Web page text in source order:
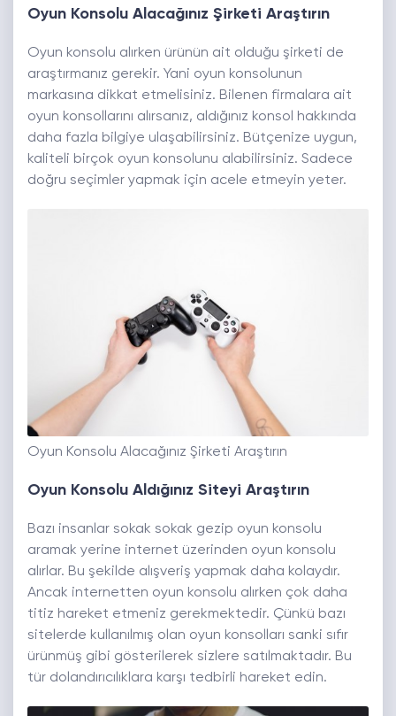
Oyun Konsolu Alacağınız Şirketi Araştırın
Oyun konsolu alırken ürünün ait olduğu şirketi de
araştırmanız gerekir. Yani oyun konsolunun
markasına dikkat etmelisiniz. Bilenen firmalara ait
oyun konsollarını alırsanız, aldığınız konsol hakkında
daha fazla bilgiye ulaşabilirsiniz. Bütçenize uygun,
kaliteli birçok oyun konsolunu alabilirsiniz. Sadece
doğru seçimler yapmak için acele etmeyin yeter.
Oyun Konsolu Alacağınız Şirketi Araştırın
Oyun Konsolu Aldığınız Siteyi Araştırın
Bazı insanlar sokak sokak gezip oyun konsolu
aramak yerine internet üzerinden oyun konsolu
alırlar. Bu şekilde alışveriş yapmak daha kolaydır.
Ancak internetten oyun konsolu alırken çok daha
titiz hareket etmeniz gerekmektedir. Çünkü bazı
sitelerde kullanılmış olan oyun konsolları sanki sıfır
ürünmüş gibi gösterilerek sizlere satılmaktadır. Bu
tür dolandırıcılıklara karşı tedbirli hareket edin.